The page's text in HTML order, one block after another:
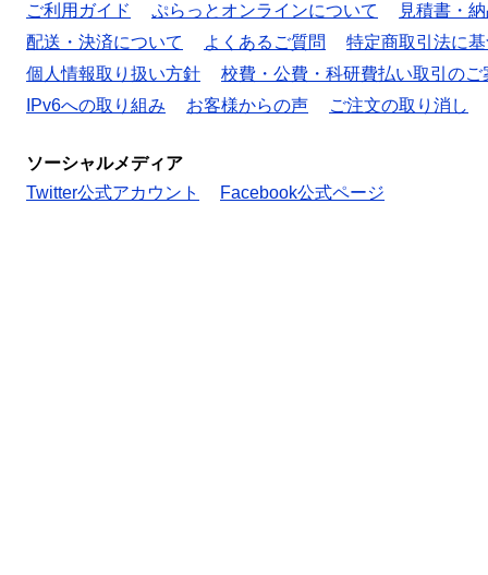
ご利用ガイド
ぷらっとオンラインについて
見積書・
配送・決済について
よくあるご質問
特定商取引法に
個人情報取り扱い方針
校費・公費・科研費払い取引のご
IPv6への取り組み
お客様からの声 ご注文の取り消し
ソーシャルメディア
Twitter公式アカウント
Facebook公式ページ